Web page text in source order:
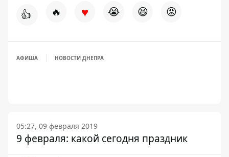
👍 🔥 ♥ 😭 😆 😡
АФИША НОВОСТИ ДНЕПРА
05:27, 09 февраля 2019
9 февраля: какой сегодня праздник